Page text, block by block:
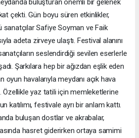
buluşturan önemli bir gelenek
çekti. Gün boyu süren etkinlikler,
Safiye Soyman ve Faik
adeta zirveye ulaştı. Festival alanını
seslendirdiği sevilen eserlerle
Şarkılara hep bir ağızdan eşlik eden
oyun havalarıyla meydanı açık hava
Özellikle yaz tatili için memleketlerine
katılımı, festivale ayrı bir anlam kattı.
buluşan dostlar ve akrabalar,
hasret giderirken ortaya samimi